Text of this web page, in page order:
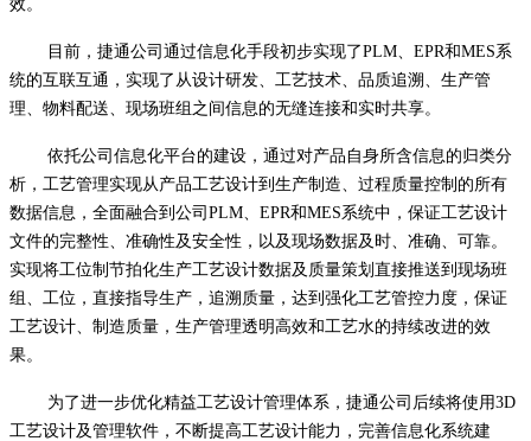
效。
目前，捷通公司通过信息化手段初步实现了PLM、EPR和MES系
统的互联互通，实现了从设计研发、工艺技术、品质追溯、生产管
理、物料配送、现场班组之间信息的无缝连接和实时共享。
依托公司信息化平台的建设，通过对产品自身所含信息的归类分
析，工艺管理实现从产品工艺设计到生产制造、过程质量控制的所有
数据信息，全面融合到公司 PLM、EPR和MES系统中，保证工艺设计
文件的完整性、准确性及安全性，以及现场数据及时、准确、可靠。
实现将工位制节拍化生产工艺设计数据及质量策划直接推送到现场班
组、工位，直接指导生产，追溯质量，达到强化工艺管控力度，保证
工艺设计、制造质量，生产管理透明高效和工艺水的持续改进的效
果。
为了进一步优化精益工艺设计管理体系，捷通公司后续将使用3D
工艺设计及管理软件，不断提高工艺设计能力，完善信息化系统建